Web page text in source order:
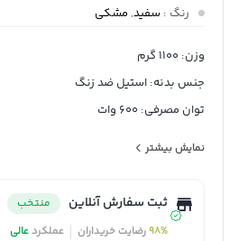
رنگ : سفید, مشکی
وزن: 1100 گرم
جنس بدنه: استیل ضد زنگ
توان مصرفی: 600 وات
تعداد تنظیمات سرعت: 2
جنس تیغه ها: استیل ضد زنگ
نمایش بیشتر
ثبت سفارش آنلاین
منتخب
98%رضایت خریداران عملکردعالی